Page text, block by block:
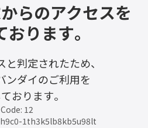
らのアクセスを
ります。
判定されたため、
ンダイのご利用を
おります。
Code: 12
1th3k5lb8kb5u98lt